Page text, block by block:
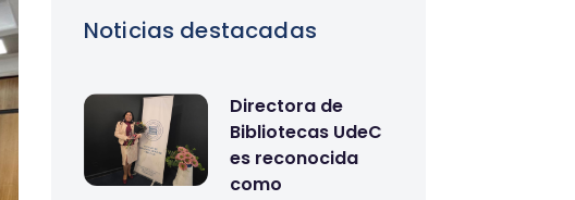
Noticias destacadas
Directora de
Bibliotecas UdeC
es reconocida
como